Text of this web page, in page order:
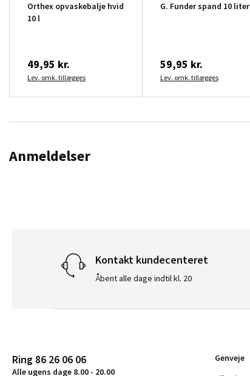
Orthex opvaskebalje hvid
10 l
49,95 kr.
Lev. omk. tillægges
G. Funder spand 10 liter
59,95 kr.
Lev. omk. tillægges
Anmeldelser
Kontakt kundecenteret
Åbent alle dage indtil kl. 20
Ring 86 26 06 06
Alle ugens dage 8.00 - 20.00
Genveje